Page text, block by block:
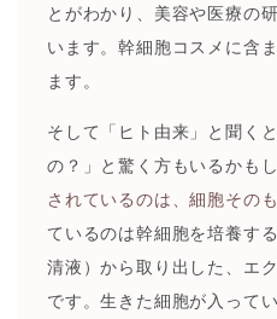
とがわかり、美容や医療の
います。幹細胞コスメに含
ます。
そして「ヒト由来」と聞く
の？」と驚く方もいるかも
されているのは、細胞その
ているのは幹細胞を培養す
清液）から取り出した、エ
です。生きた細胞が入って